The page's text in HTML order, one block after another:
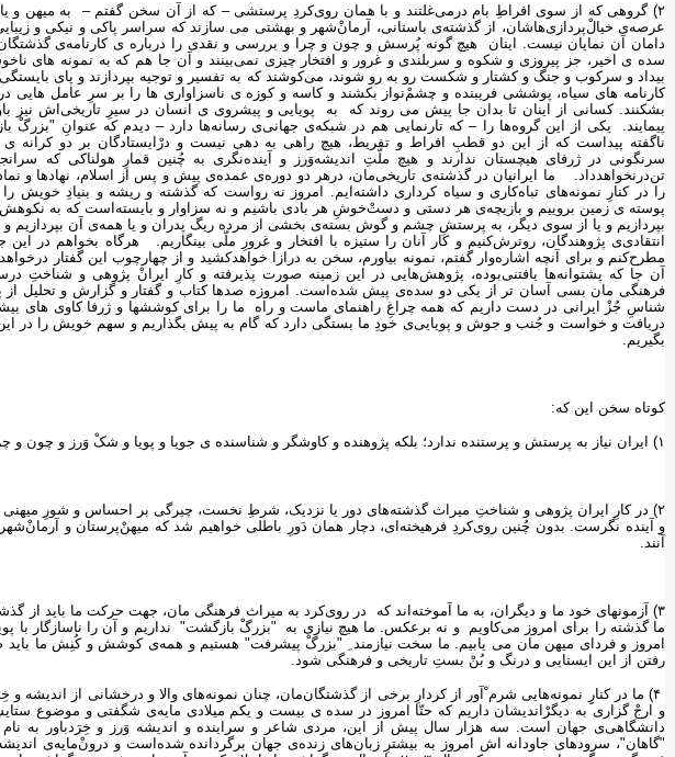
٢) گروهی که از سوی افراطِ بام درمی‌غلتند و با همان روی‌کردِ پرستشی – که از آن سخن گفتم – به میهن و
عرصه‌ی خیالْ‌پردازی‌هاشان، از گذشته‌ی باستانی، آرمانْ‌شهر و بهشتی می سازند که سراسر پاکی و نیکی و
دامان آن نمایان نیست. اینان هیچ گونه پُرسش و چون و چرا و بررسی و نقدی را درباره ی کارنامه‌ی
سده ی اخیر، جز پیروزی و شکوه و سربلندی و غرور و افتخار چیزی نمی‌بینند و آن جا هم که به نمونه های
بیداد و سرکوب و جنگ و کشتار و شکست رو به رو شوند، می‌کوشند که به تفسیر و توجیه بپردازند و پای بایستگی‌ها
کارنامه های سیاه، پوششی فریبنده و چشمْ‌نواز بکشند و کاسه و کوزه ی ناسزاواری ها را بر سرِ عامل
بشکنند. کسانی از اینان تا بدان جا پیش می روند که به پویایی و پیشروی ی انسان در سیرِ تاریخی‌اش نیز
پیمایند. یکی از این گروه‌ها را – که تارنمایی هم در شبکه‌ی جهانی‌ی رسانه‌ها دارد – دیدم که عنوانِ "بزرگْ
ناگفته پیداست که از این دو قطبِ افراط و تفریط، هیچ راهی به دهی نیست و درْایستادگان بر دو کرانه
سرنگونی در ژرفای هیچستان ندارند و هیچ ملّتِ اندیشه‌وَرز و آینده‌نگری به چُنین قمارِ هولناکی که
تن‌درنخواهدداد. ما ایرانیان در گذشته‌ی تاریخی‌مان، درهر دو دوره‌ی عمده‌ی پیش و پس از اسلام، نهادها و
را در کنارِ نمونه‌های تباه‌کاری و سیاه کرداری داشته‌ایم. امروز نه رواست که گذشته و ریشه و بنیادِ خویش را
پوسته ی زمین بروییم و بازیچه‌ی هر دستی و دستْ‌خوشِ هر بادی باشیم و نه سزاوار و بایسته‌است که به نکوهش
بپردازیم و یا از سوی دیگر، به پرستشِ چشم و گوش بسته‌ی بخشی از مرده ریگ پدران و یا همه‌ی آن بپردازیم و
انتقادی‌ی پژوهندگان، روترش‌کنیم و کار آنان را ستیزه با افتخار و غرورِ ملّی بینگاریم. هرگاه بخواهم در
مطرح‌کنم و برای آنچه اشاره‌وار گفتم، نمونه بیاورم، سخن به درازا خواهدکشید و از چهارچوب این گفتار
آن جا که پشتوانه‌ها یافتنی‌بوده، پژوهش‌هایی در این زمینه صورت پذیرفته و کارِ ایرانْ پژوهی و شناختِ
فرهنگی مان بسی آسان تر از یکی دو سده‌ی پیش شده‌است. امروزه صدها کتاب و گفتار و گزارش و تحلیل از
شناسِ جُزْ ایرانی در دست داریم که همه چراغِ راهنمای ماست و راه ما را برای کوششها و ژرفا کاوی های
دریافت و خواست و جُنب و جوش و پویایی‌ی خودِ ما بستگی دارد که گام به پیش بگذاریم و سهم خویش را در
بگیریم.
کوتاه سخن این که:
١) ایران نیاز به پرستش و پرستنده ندارد؛ بلکه پژوهنده و کاوشگر و شناسنده ی جویا و پویا و شکْ وَرز و چون و چراکننده می خواهد.
٢) در کارِ ایران پژوهی و شناختِ میراث گذشته‌های دور یا نزدیک، شرطِ نخست، چیرگی بر احساس و شورِ میهنی و
و آینده نگرست. بدون چُنین روی‌کردِ فرهیخته‌ای، دچار همان دَورِ باطلی خواهیم شد که میهنْ‌پرستان و
آنند.
٣) آزمونهای خود ما و دیگران، به ما آموخته‌اند که در روی‌کرد به میراث فرهنگی مان، جهت حرکت ما باید از
ما گذشته را برای امروز می‌کاویم و نه برعکس. ما هیچ نیازی به "بزرگْ بازگشت" نداریم و آن را ناسازگار با
امروز و فردای میهن مان می یابیم. ما سخت نیازمند ِ "بزرگْ پیشرفت" هستیم و همه‌ی کوشش و کُنِش ما باید
رفتن از این ایستایی و درنگ و بُنْ بستِ تاریخی و فرهنگی شود.
۴) ما در کنارِِ نمونه‌هایی شرم ْآور از کردارِ برخی از گذشتگان‌مان، چنان نمونه‌های والا و درخشانی از اندیشه
و ارجْ گزاری به دیگرْاندیشان داریم که حتّا امروز در سده ی بیست و یکم میلادی مایه‌ی شگفتی و موضوع
دانشگاهی‌ی جهان است. سه هزار سال پیش از این، مردی شاعر و سراینده و اندیشه وَرز و خِرَدباور به
"گاهان"، سرودهای جاودانه اش امروز به بیشترِ زبان‌های زنده‌ی جهان برگردانده شده‌است و درونْ‌مایه‌ی